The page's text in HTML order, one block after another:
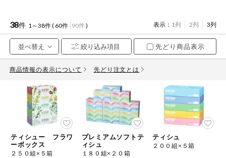
注文番号注文
お気に入り注文
注文履歴注文
WEBカタログ
先着限定から探す
パン・ジャム
豆腐・納豆・
こんにゃく
冷蔵おかず
冷凍食品
ミールキット
など
カテゴリ
特価情報
アレルゲン情報
38件 1～38件 ( 60件 90件) 表示： 1列 2列 3列
先どり商品表示
商品情報の表示について 先どり注文とは
ティシュー フラワ
ーボックス
２５０組×５箱
プレミアムソフトテ
ィシュ
１８０組×２０箱
ティシュ
２００組×５箱